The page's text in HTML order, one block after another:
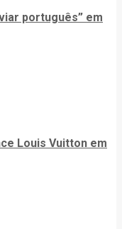
português” em
Louis Vuitton em